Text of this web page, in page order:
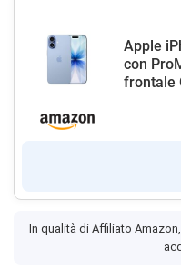
Apple
con
frontale
In qualità di Affiliato